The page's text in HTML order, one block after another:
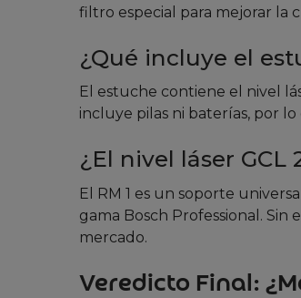
filtro especial para mejorar la
¿Qué incluye el
El estuche contiene el nivel
incluye pilas ni baterías, por
¿El nivel láser
El RM 1 es un soporte
gama Bosch Professional.
mercado.
Veredicto Final: